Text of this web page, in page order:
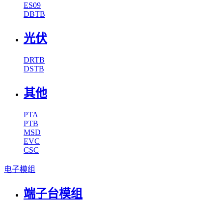
ES09
DBTB
光伏
DRTB
DSTB
其他
PTA
PTB
MSD
EVC
CSC
电子模组
端子台模组